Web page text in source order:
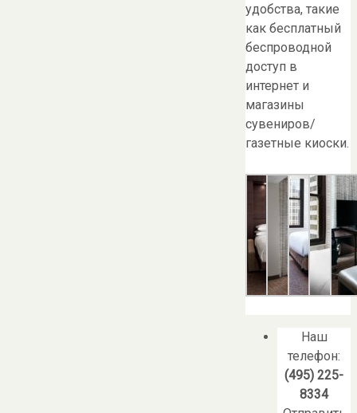
удобства, такие
как бесплатный
беспроводной
доступ в
интернет и
магазины
сувениров/
газетные киоски.
Наш
телефон:
(495) 225-
8334